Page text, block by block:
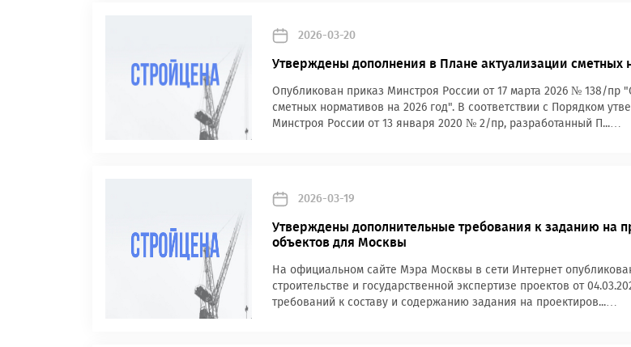
2026-03-20
Утверждены дополнения в Плане актуализации сметных
Опубликован приказ Минстроя России от 17 марта 2026 № 138/
сметных нормативов на 2026 год". В соответствии с Порядком
Минстроя России от 13 января 2020 № 2/пр, разработанный П...…
2026-03-19
Утверждены дополнительные требования к заданию на
объектов для Москвы
На официальном сайте Мэра Москвы в сети Интернет
строительстве и государственной экспертизе проектов от
требований к составу и содержанию задания на проектиров...…